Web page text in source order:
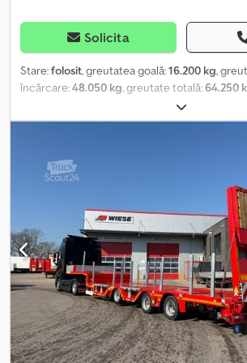
Solicita
Stare:folosit, greutatea goală:16.200 kg,
încărcare:48.050 kg, greutate totală:64.250
08/1976, lungimea
7.800 mm, lățimea spațiului de încărcare:
verde, kilometraj:
, Locația vehiculului: Bovenden, 4 axe, axe
suspensie pe foi de arc, direcție forțată, inele
de urcare divizate în 2 părți, sprijin frontal.
Construcție: lățime rampă 750 mm, înălțime de
boltă de acroșare 3 ½", 4 x axe de 13 t, 4 axe
hidraulică, lungime totală 13.100 mm.
ACCESORII SUNT FĂRĂ GARANȚIE, cu
vânzare intermediară și erori!